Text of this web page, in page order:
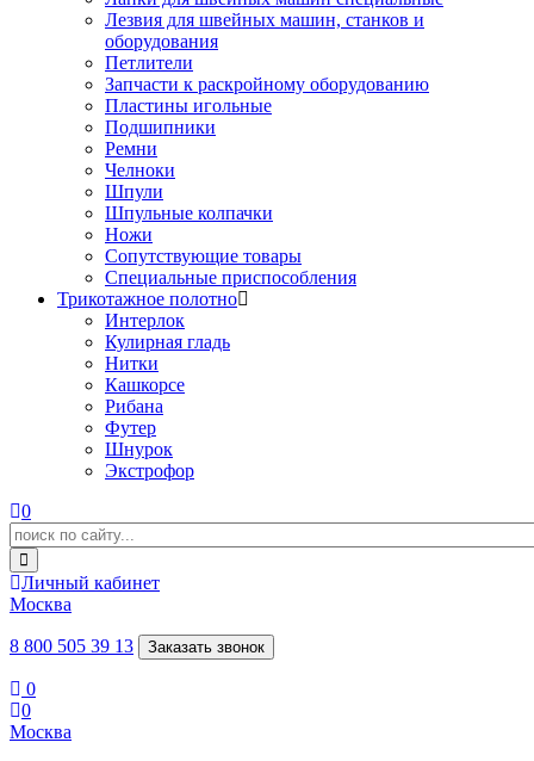
Лезвия для швейных машин, станков и
оборудования
Петлители
Запчасти к раскройному оборудованию
Пластины игольные
Подшипники
Ремни
Челноки
Шпули
Шпульные колпачки
Ножи
Сопутствующие товары
Специальные приспособления
Трикотажное полотно
Интерлок
Кулирная гладь
Нитки
Кашкорсе
Рибана
Футер
Шнурок
Экстрофор
0
Личный кабинет
Москва
8 800 505 39 13 Заказать звонок
0
0
Москва